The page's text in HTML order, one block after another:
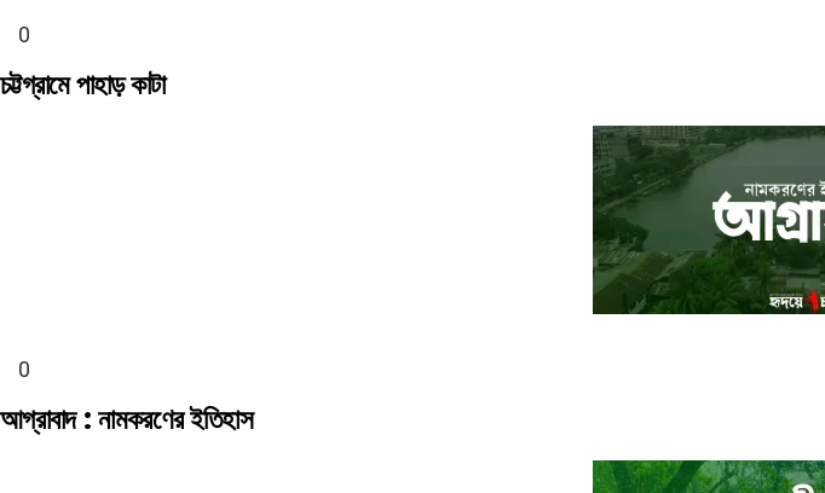
চট্টগ্রামে পাহাড় কাটা
আগ্রাবাদ : নামকরণের ইতিহাস